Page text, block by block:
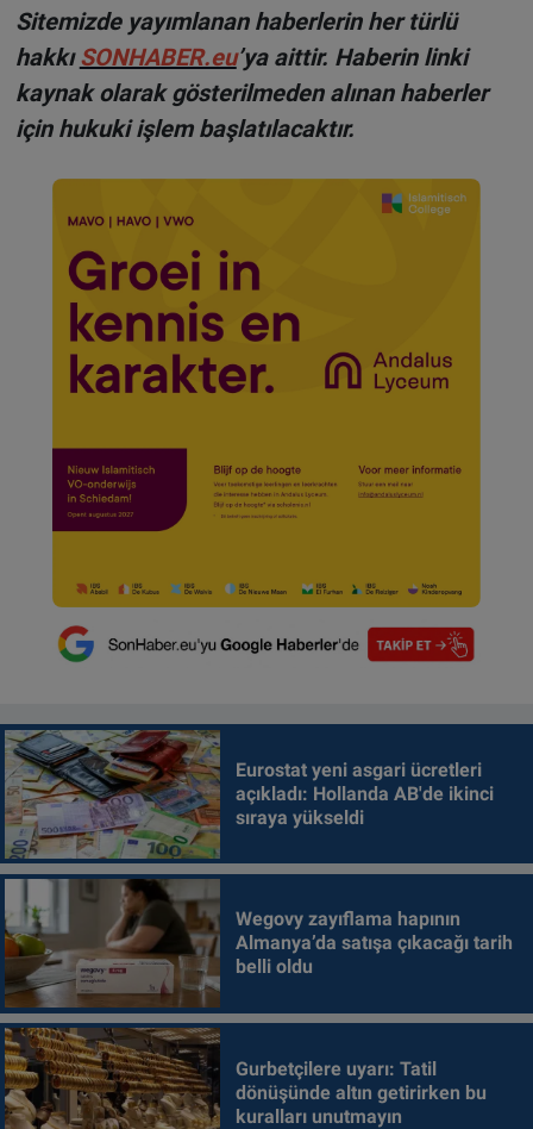
Sitemizde yayımlanan haberlerin her türlü
hakkı SONHABER.eu’ya aittir. Haberin linki
kaynak olarak gösterilmeden alınan haberler
için hukuki işlem başlatılacaktır.
Eurostat yeni asgari ücretleri
açıkladı: Hollanda AB'de ikinci
sıraya yükseldi
Wegovy zayıflama hapının
Almanya’da satışa çıkacağı tarih
belli oldu
Gurbetçilere uyarı: Tatil
dönüşünde altın getirirken bu
kuralları unutmayın